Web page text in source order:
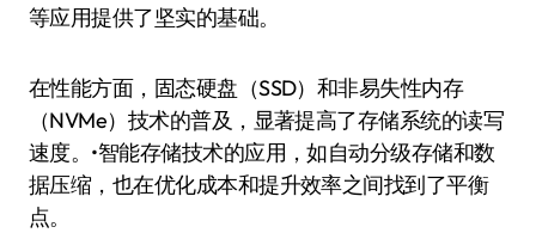
等应用提供了坚实的基础。
在性能方面，固态硬盘（SSD）和非易失性内存
（NVMe）技术的普及，显著提高了存储系统的读写
速度。•智能存储技术的应用，如自动分级存储和数
据压缩，也在优化成本和提升效率之间找到了平衡
点。